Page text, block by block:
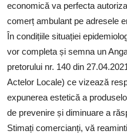
economică va perfecta
comerț ambulant pe adresele
În condițiile situației
vor completa și semna un
pretorului nr. 140 din
Actelor Locale) ce vizează
expunerea estetică a
de prevenire și diminuare a
Stimați comercianți, vă